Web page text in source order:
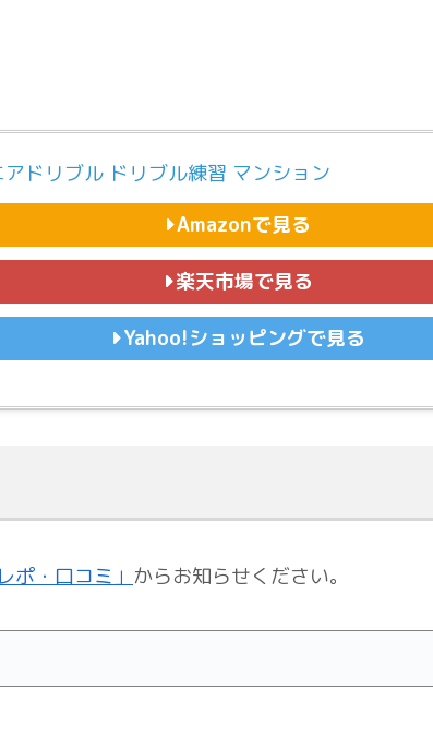
アドリブル ドリブル練習 マンション
Amazonで見る
楽天市場で見る
Yahoo!ショッピングで見る
ポ・口コミ」 からお知らせください。